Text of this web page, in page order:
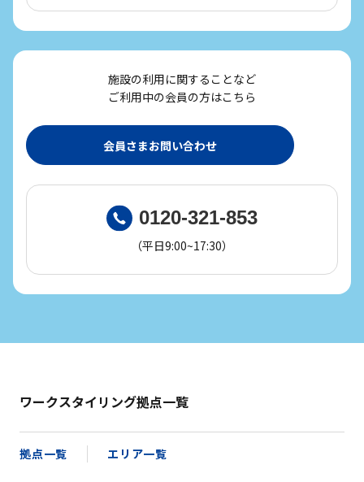
施設の利用に関することなど
ご利用中の会員の方はこちら
会員さまお問い合わせ
0120-321-853
（平日9:00~17:30）
ワークスタイリング拠点一覧
拠点一覧 エリア一覧